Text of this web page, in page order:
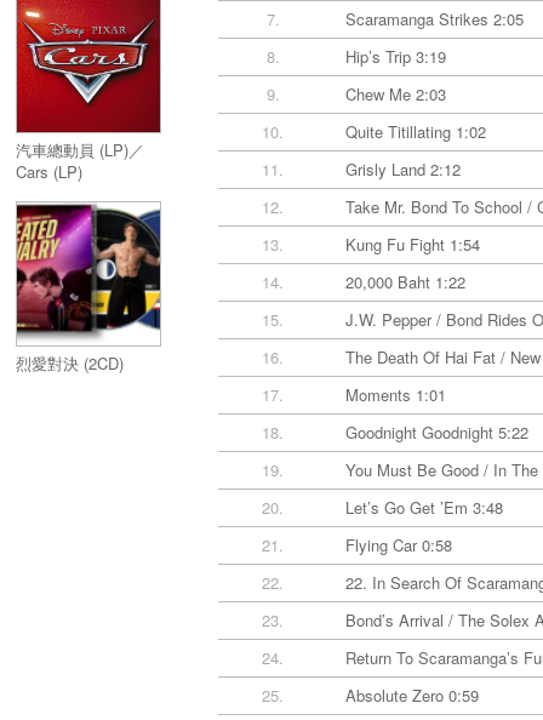
汽車總動員 (LP)／
Cars (LP)
烈愛對決 (2CD)
7.
Scaramanga Strikes 2:05
8.
Hip’s Trip 3:19
9.
Chew Me 2:03
10.
Quite Titillating 1:02
11.
Grisly Land 2:12
12.
Take Mr. Bond To School /
13.
Kung Fu Fight 1:54
14.
20,000 Baht 1:22
15.
J.W. Pepper / Bond Rides
16.
The Death Of Hai Fat /
17.
Moments 1:01
18.
Goodnight Goodnight 5:22
19.
You Must Be Good / In
20.
Let’s Go Get ’Em 3:48
21.
Flying Car 0:58
22.
22. In Search Of
23.
Bond’s Arrival / The Solex
24.
Return To Scaramanga’s
25.
Absolute Zero 0:59